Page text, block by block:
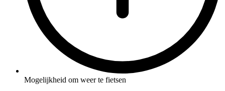
Mogelijkheid om weer te fietsen